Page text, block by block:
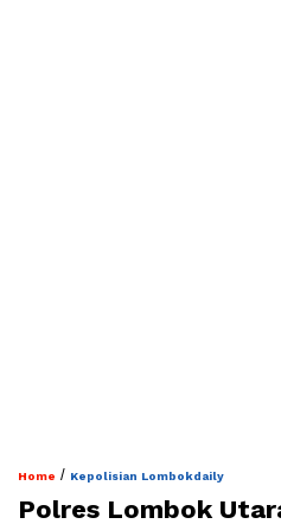
Home / Kepolisian Lombokdaily
Polres Lombok